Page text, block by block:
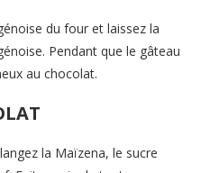
du four et laissez la
Pendant que le gâteau
au chocolat.
la Maïzena, le sucre